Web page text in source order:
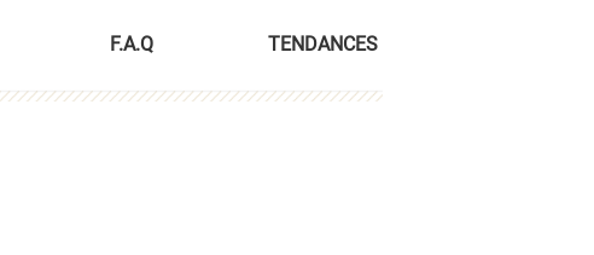
F.A.Q TENDANCES